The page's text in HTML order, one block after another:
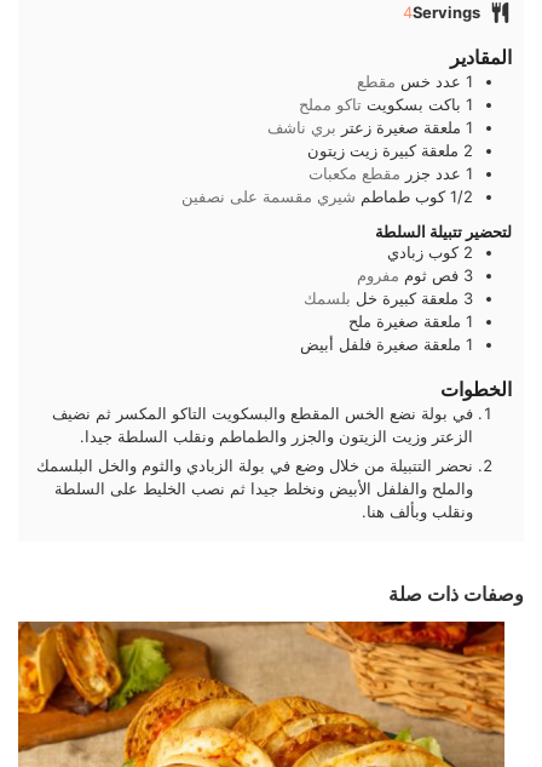
Servings
4
المقادير
1 عدد خس مقطع
1 باكت بسكويت تاكو مملح
1 ملعقة صغيرة زعتر بري ناشف
2 ملعقة كبيرة زيت زيتون
1 عدد جزر مقطع مكعبات
1/2 كوب طماطم شيري مقسمة على نصفين
لتحضير تتبيلة السلطة
2 كوب زبادي
3 فص ثوم مفروم
3 ملعقة كبيرة خل بلسمك
1 ملعقة صغيرة ملح
1 ملعقة صغيرة فلفل أبيض
الخطوات
في بولة نضع الخس المقطع والبسكويت التاكو المكسر ثم نضيف
الزعتر وزيت الزيتون والجزر والطماطم ونقلب السلطة جيدا.
نحضر التتبيلة من خلال وضع في بولة الزبادي والثوم والخل البلسمك
والملح والفلفل الأبيض ونخلط جيدا ثم نصب الخليط على السلطة
ونقلب وبألف هنا.
وصفات ذات صلة